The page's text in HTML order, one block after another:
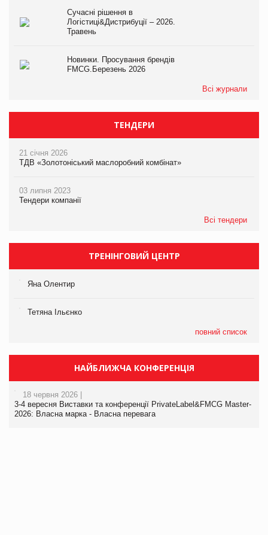
Сучасні рішення в
Логістиці&Дистрибуції – 2026.
Травень
Новинки. Просування брендів
FMCG.Березень 2026
Всі журнали
ТЕНДЕРИ
21 січня 2026
ТДВ «Золотоніський маслоробний комбінат»
03 липня 2023
Тендери компанії
Всі тендери
ТРЕНІНГОВИЙ ЦЕНТР
Яна Олентир
Тетяна Ільєнко
повний список
НАЙБЛИЖЧА КОНФЕРЕНЦІЯ
18 червня 2026 |
3-4 вересня Виставки та конференції PrivateLabel&FMCG Master-
2026: Власна марка - Власна перевага